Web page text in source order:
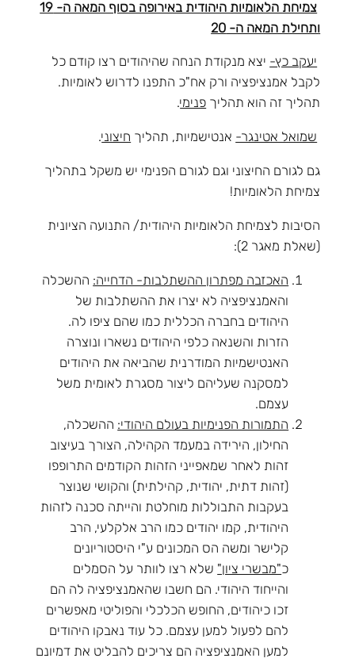
צמיחת הלאומיות היהודית באירופה בסוף המאה ה- 19
ותחילת המאה ה- 20
יעקב כץ- יצא מנקודת הנחה שהיהודים רצו קודם כל
לקבל אמנציפציה ורק אח"כ התפנו לדרוש לאומיות.
תהליך זה הוא תהליך פנימי.
שמואל אטינגר- אנטישמיות, תהליך חיצוני.
גם לגורם החיצוני וגם לגורם הפנימי יש משקל בתהליך
צמיחת הלאומיות!
הסיבות לצמיחת הלאומיות היהודית/ התנועה הציונית
(שאלת מאגר 2):
האכזבה מפתרון ההשתלבות- הדחייה: ההשכלה
והאמנציפציה לא יצרו את ההשתלבות של
היהודים בחברה הכללית כמו שהם ציפו לה.
הזרות והשנאה כלפי היהודים נשארו ונוצרה
האנטישמיות המודרנית שהביאה את היהודים
למסקנה שעליהם ליצור מסגרת לאומית משל
עצמם.
התמורות הפנימיות בעולם היהודי: ההשכלה,
החילון, הירידה במעמד הקהילה, הצורך בעיצוב
זהות לאחר שמאפייני הזהות הקודמים התרופפו
(זהות דתית, יהודית, קהילתית) והקושי שנוצר
בעקבות התבוללות מוחלטת והייתה סכנה לזהות
היהודית, קמו יהודים כמו הרב אלקלעי, הרב
קלישר ומשה הס המכונים ע"י היסטוריונים
כ"מבשרי ציון" שלא רצו לוותר על הסמלים
והייחוד היהודי. הם חשבו שהאמנציפציה לה הם
זכו כיהודים, החופש הכלכלי והפוליטי מאפשרים
להם לפעול למען עצמם. כל עוד נאבקו היהודים
למען האמנציפציה הם צריכים להבליט את דמיונם